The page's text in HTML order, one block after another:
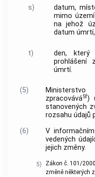
s)
datum,
mimo
na jehož
datum úmrtí,
t)
den,
prohlášení
úmrtí.
(5)
zpracovává5f)
stanovených
rozsahu údajů
(6)
V
vedených
jejich změny.
5)
Zákon č. 101/
změně některých